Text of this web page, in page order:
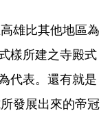
雄比其他地區為
樣所建之寺殿式
代表。還有就是
發展出來的帝冠